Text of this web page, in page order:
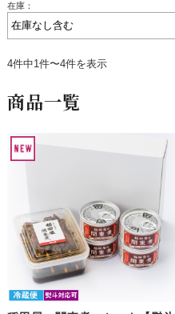
在庫：
4件中1件〜4件を表示
商品一覧